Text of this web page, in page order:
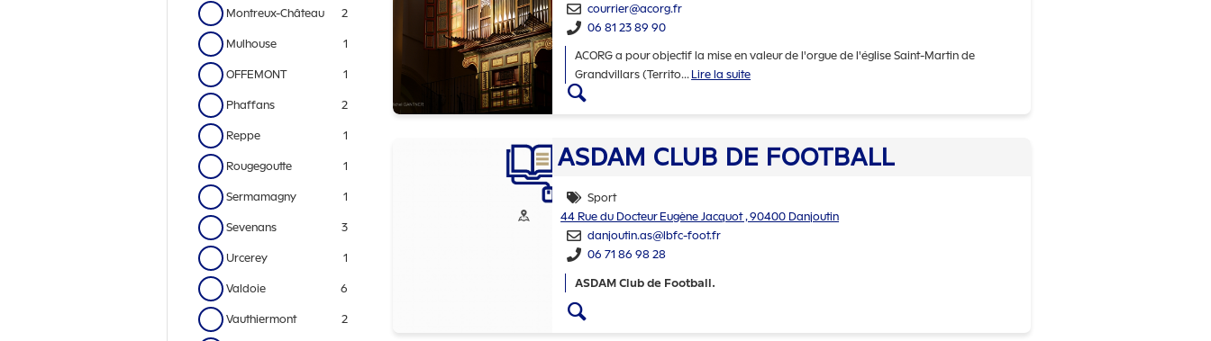
Montreux-Château
2
Mulhouse
1
OFFEMONT
1
Phaffans
2
Reppe
1
Rougegoutte
1
Sermamagny
1
Sevenans
3
Urcerey
1
Valdoie
6
Vauthiermont
2
courrier@acorg.fr
06 81 23 89 90
ACORG a pour objectif la mise en valeur de l'orgue de l'église Saint-Martin de
Grandvillars (Territo...Lire la suite
Accéder aux détails de ART ET CONNAISSANCE DE L'ORGUE
ASDAM CLUB DE FOOTBALL
Thématiques
Sport
Adresse :
44 Rue du Docteur Eugène Jacquot , 90400 Danjoutin
danjoutin.as@lbfc-foot.fr
06 71 86 98 28
ASDAM Club de Football.
Accéder aux détails de ASDAM CLUB DE FOOTBALL